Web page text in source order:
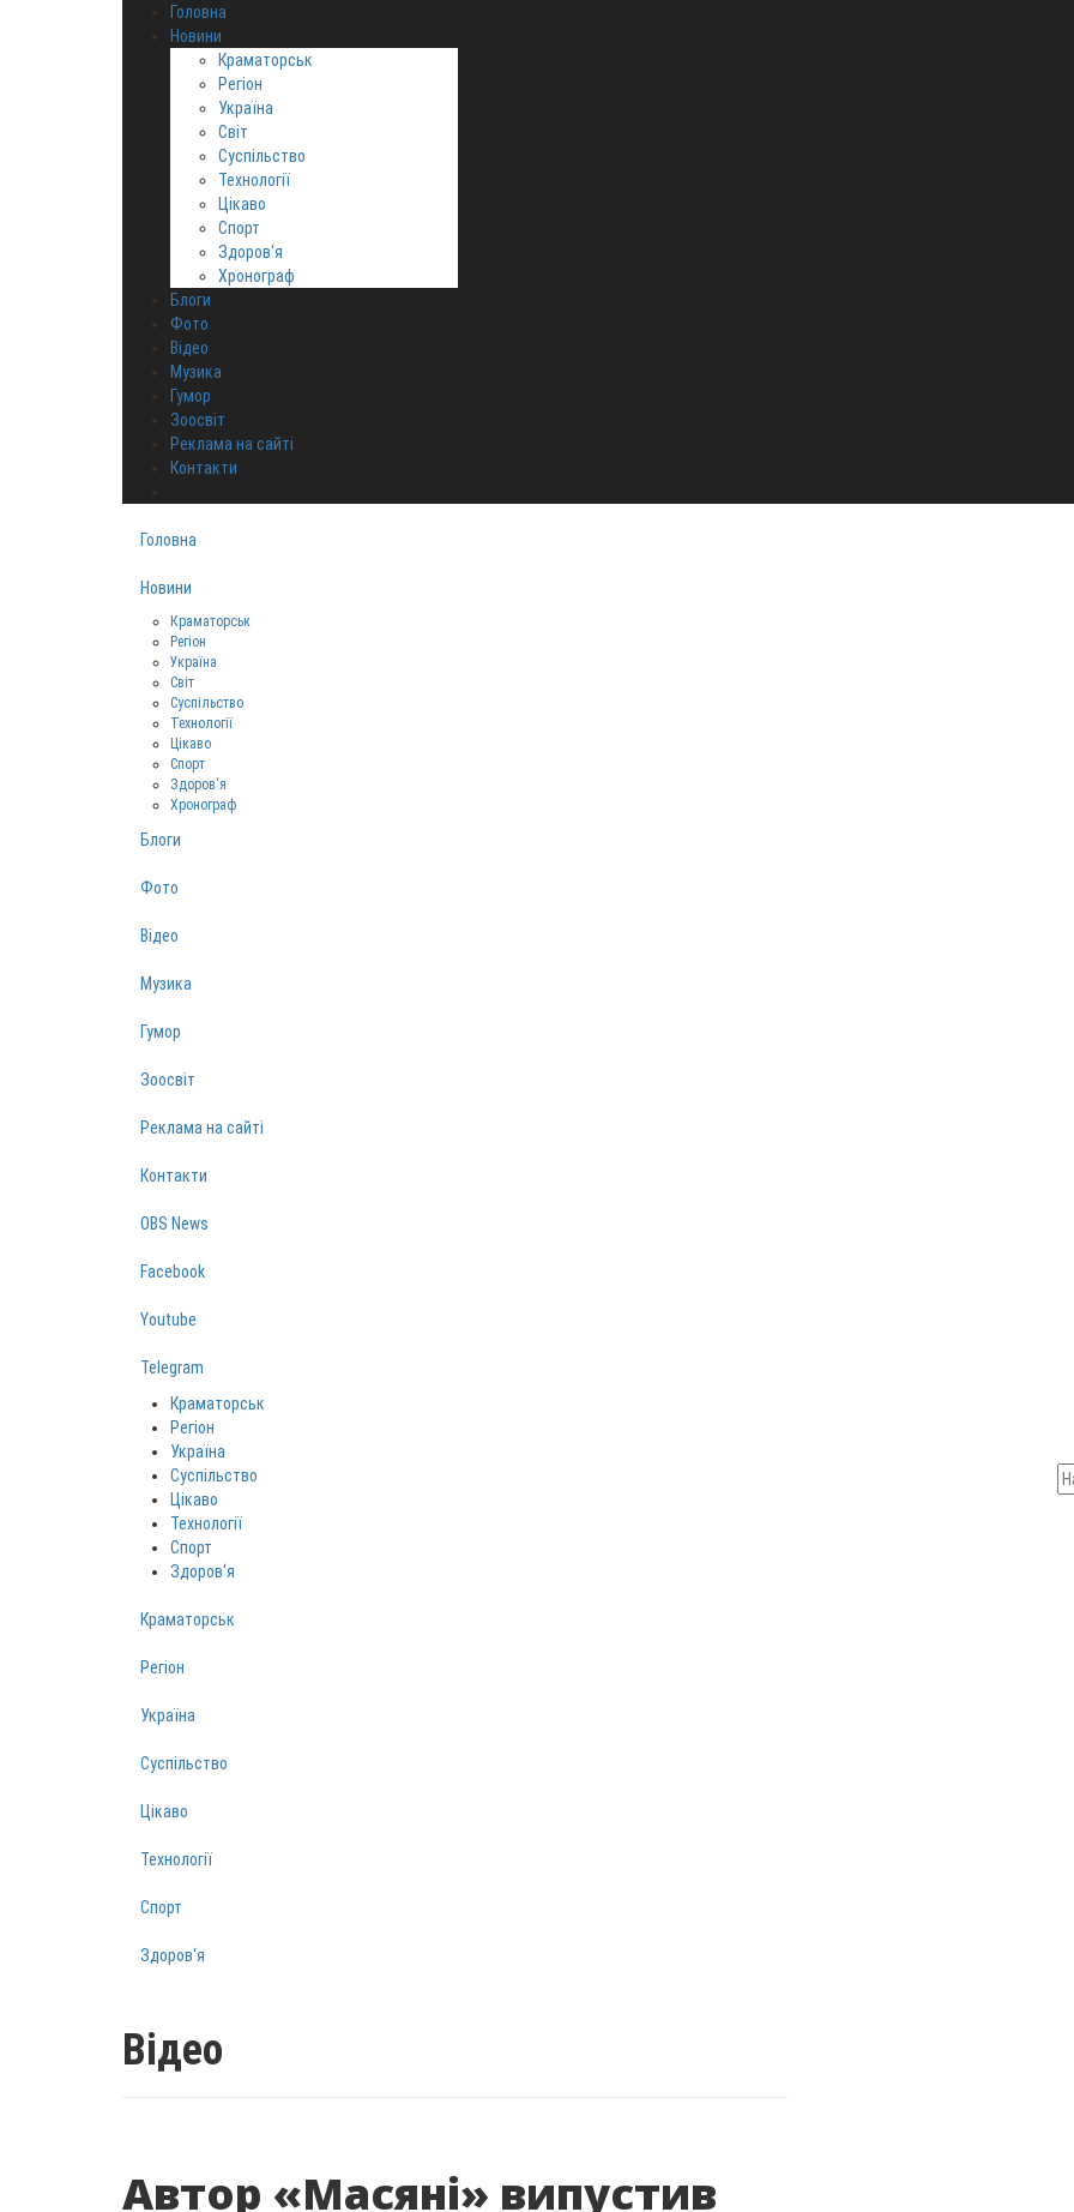
Головна
Новини
Краматорськ
Регіон
Україна
Світ
Суспільство
Технології
Цікаво
Спорт
Здоров‘я
Хронограф
Блоги
Фото
Відео
Музика
Гумор
Зоосвіт
Реклама на сайті
Контакти
Головна
Новини
Краматорськ
Регіон
Україна
Світ
Суспільство
Технології
Цікаво
Спорт
Здоров‘я
Хронограф
Блоги
Фото
Відео
Музика
Гумор
Зоосвіт
Реклама на сайті
Контакти
OBS News
Facebook
Youtube
Telegram
Краматорськ
Регіон
Україна
Суспільство
Цікаво
Технології
Спорт
Здоров‘я
Краматорськ
Регіон
Україна
Суспільство
Цікаво
Технології
Спорт
Здоров‘я
Відео
Автор «Масяні» випустив